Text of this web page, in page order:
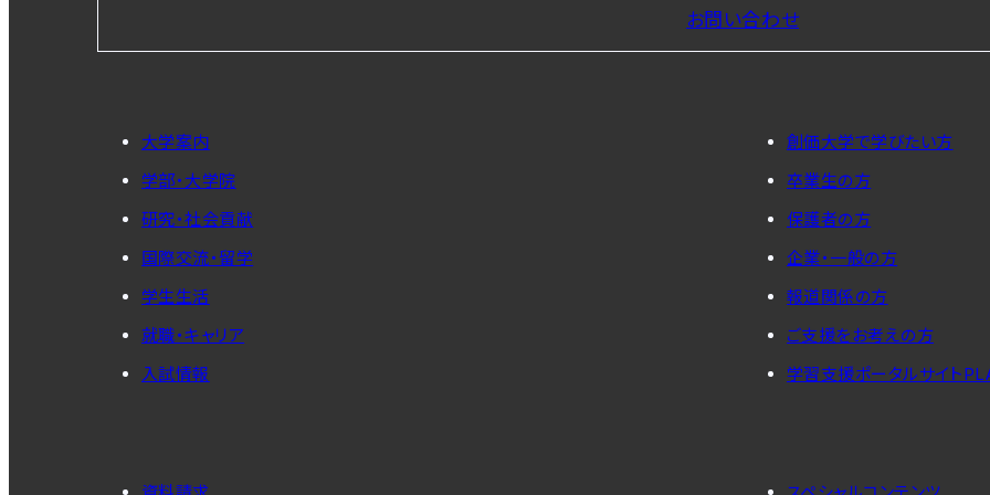
お問い合わせ
大学案内
学部・大学院
研究・社会貢献
国際交流・留学
学生生活
就職・キャリア
入試情報
創価大学で学びたい方
卒業生の方
保護者の方
企業・一般の方
報道関係の方
ご支援をお考えの方
学習支援ポータルサイト